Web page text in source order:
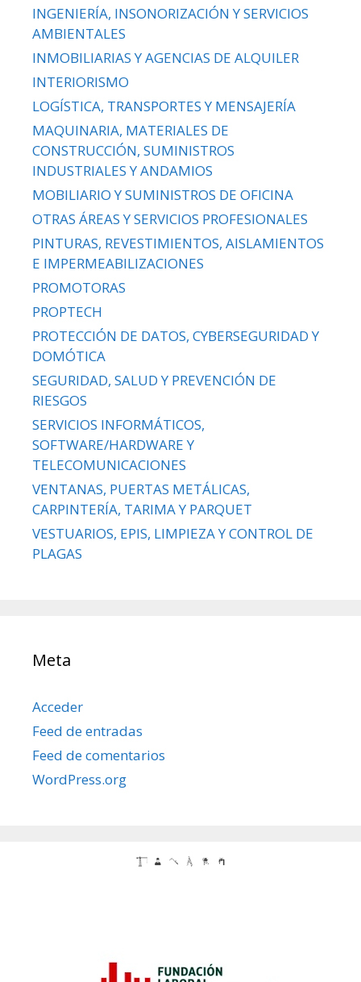
INGENIERÍA, INSONORIZACIÓN Y SERVICIOS
AMBIENTALES
INMOBILIARIAS Y AGENCIAS DE ALQUILER
INTERIORISMO
LOGÍSTICA, TRANSPORTES Y MENSAJERÍA
MAQUINARIA, MATERIALES DE
CONSTRUCCIÓN, SUMINISTROS
INDUSTRIALES Y ANDAMIOS
MOBILIARIO Y SUMINISTROS DE OFICINA
OTRAS ÁREAS Y SERVICIOS PROFESIONALES
PINTURAS, REVESTIMIENTOS, AISLAMIENTOS
E IMPERMEABILIZACIONES
PROMOTORAS
PROPTECH
PROTECCIÓN DE DATOS, CYBERSEGURIDAD Y
DOMÓTICA
SEGURIDAD, SALUD Y PREVENCIÓN DE
RIESGOS
SERVICIOS INFORMÁTICOS,
SOFTWARE/HARDWARE Y
TELECOMUNICACIONES
VENTANAS, PUERTAS METÁLICAS,
CARPINTERÍA, TARIMA Y PARQUET
VESTUARIOS, EPIS, LIMPIEZA Y CONTROL DE
PLAGAS
Meta
Acceder
Feed de entradas
Feed de comentarios
WordPress.org